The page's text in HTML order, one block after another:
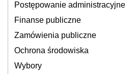
Postępowanie administracyjne
Finanse publiczne
Zamówienia publiczne
Ochrona środowiska
Wybory